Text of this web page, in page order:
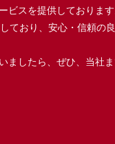
ビスを提供しております
ており、安心・信頼の
ましたら、ぜひ、当社